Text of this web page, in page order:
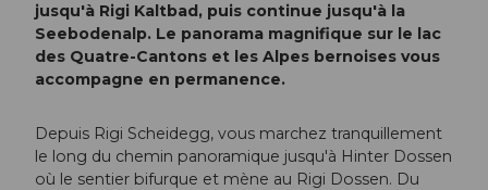
jusqu'à Rigi Kaltbad, puis continue jusqu'à la
Seebodenalp. Le panorama magnifique sur le lac
des Quatre-Cantons et les Alpes bernoises vous
accompagne en permanence.
Depuis Rigi Scheidegg, vous marchez tranquillement
le long du chemin panoramique jusqu'à Hinter Dossen
où le sentier bifurque et mène au Rigi Dossen. Du